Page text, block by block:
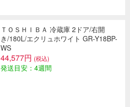
ＴＯＳＨＩＢＡ 冷蔵庫 2ドア/右開
き/180L/エクリュホワイト GR-Y18BP-
WS
44,577円 (税込)
発送目安：4週間